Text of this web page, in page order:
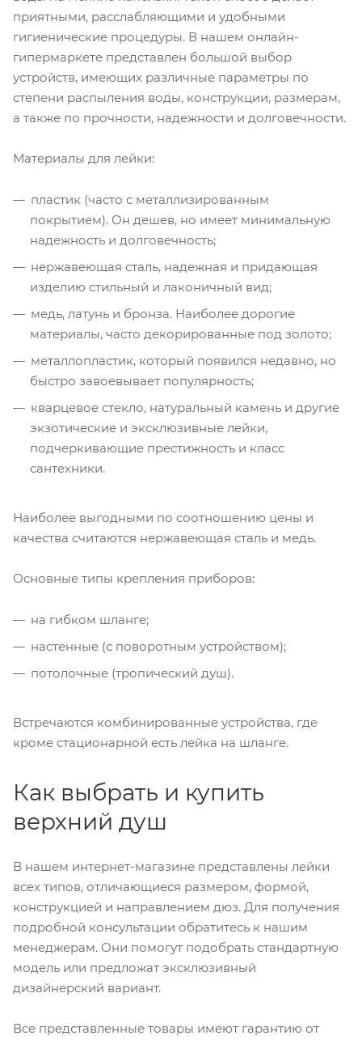
приятными, расслабляющими и удобными
гигиенические процедуры. В нашем онлайн-
гипермаркете представлен большой выбор
устройств, имеющих различные параметры по
степени распыления воды, конструкции, размерам,
а также по прочности, надежности и долговечности.
Материалы для лейки:
пластик (часто с металлизированным
покрытием). Он дешев, но имеет минимальную
надежность и долговечность;
нержавеющая сталь, надежная и придающая
изделию стильный и лаконичный вид;
медь, латунь и бронза. Наиболее дорогие
материалы, часто декорированные под золото;
металлопластик, который появился недавно, но
быстро завоевывает популярность;
кварцевое стекло, натуральный камень и другие
экзотические и эксклюзивные лейки,
подчеркивающие престижность и класс
сантехники.
Наиболее выгодными по соотношению цены и
качества считаются нержавеющая сталь и медь.
Основные типы крепления приборов:
на гибком шланге;
настенные (с поворотным устройством);
потолочные (тропический душ).
Встречаются комбинированные устройства, где
кроме стационарной есть лейка на шланге.
Как выбрать и купить
верхний душ
В нашем интернет-магазине представлены лейки
всех типов, отличающиеся размером, формой,
конструкцией и направлением дюз. Для получения
подробной консультации обратитесь к нашим
менеджерам. Они помогут подобрать стандартную
модель или предложат эксклюзивный
дизайнерский вариант.
Все представленные товары имеют гарантию от